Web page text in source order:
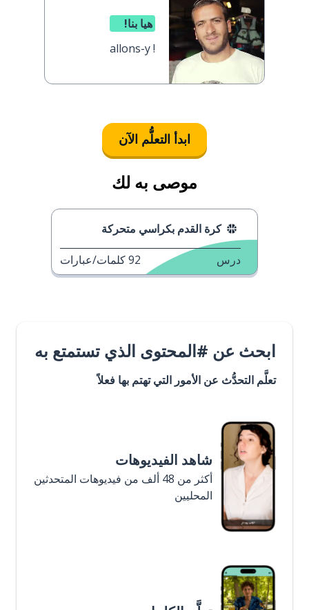
هيا بنا!
allons-y !
ابدأ التعلُّم الآن
موصى به لك
كرة القدم بكراسي متحركة
درس 92كلمات/عبارات
ابحث عن #المحتوى الذي تستمتع به
تعلَّم التحدُّث عن الأمور التي تهتم بها فعلاً
شاهد الفيديوهات
أكثر من 48 ألف من فيديوهات المتحدثين
المحليين